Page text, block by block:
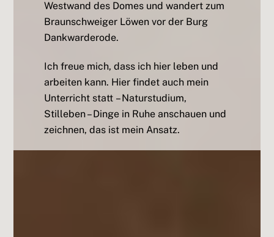
Westwand des Domes und wandert zum
Braunschweiger Löwen vor der Burg
Dankwarderode.
Ich freue mich, dass ich hier leben und
arbeiten kann. Hier findet auch mein
Unterricht statt – Naturstudium,
Stilleben – Dinge in Ruhe anschauen und
zeichnen, das ist mein Ansatz.